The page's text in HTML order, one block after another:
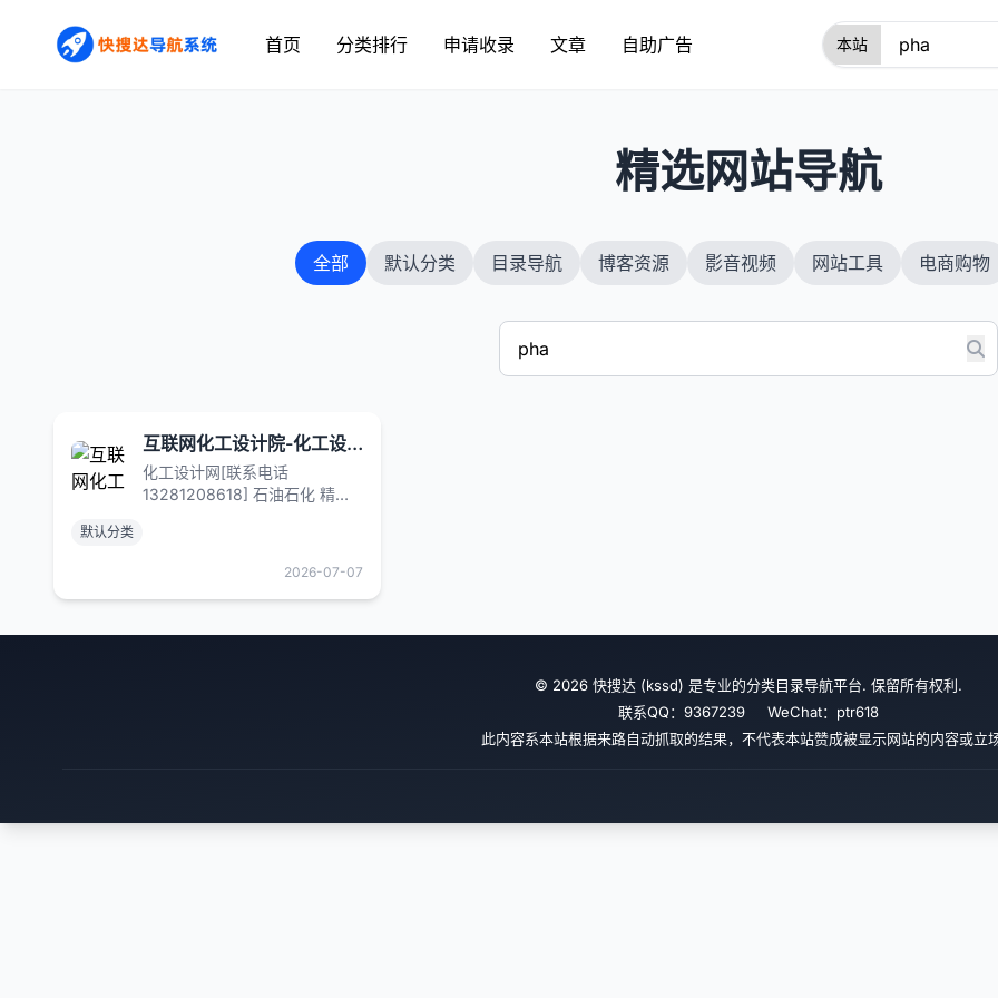
首页 分类排行 申请收录 文章 自助广告
精选网站导航
全部 默认分类 目录导航 博客资源 影音视频 网站工具 电商购物
互联网化工设计院-化工设计网
化工设计网[联系电话
13281208618] 石油石化 精细
HAZOP报告 LOPA定级 SIS系
统设计,抗爆计算。
默认分类
2026-07-07
© 2026 快搜达 (kssd) 是专业的分类目录导航平台. 保留所有权利.
联系QQ：9367239 WeChat：ptr618
此内容系本站根据来路自动抓取的结果，不代表本站赞成被显示网站的内容或立